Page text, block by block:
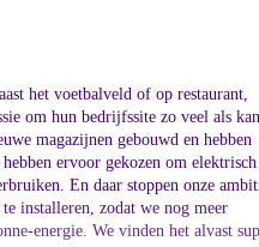
het voetbalveld of op restaurant,
om hun bedrijfssite zo veel als
magazijnen gebouwd en hebben
ervoor gekozen om
En daar stoppen onze
installeren, zodat we nog meer
energie. We vinden het alvast